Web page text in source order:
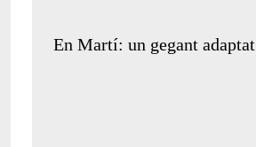
En Martí: un gegant adaptat